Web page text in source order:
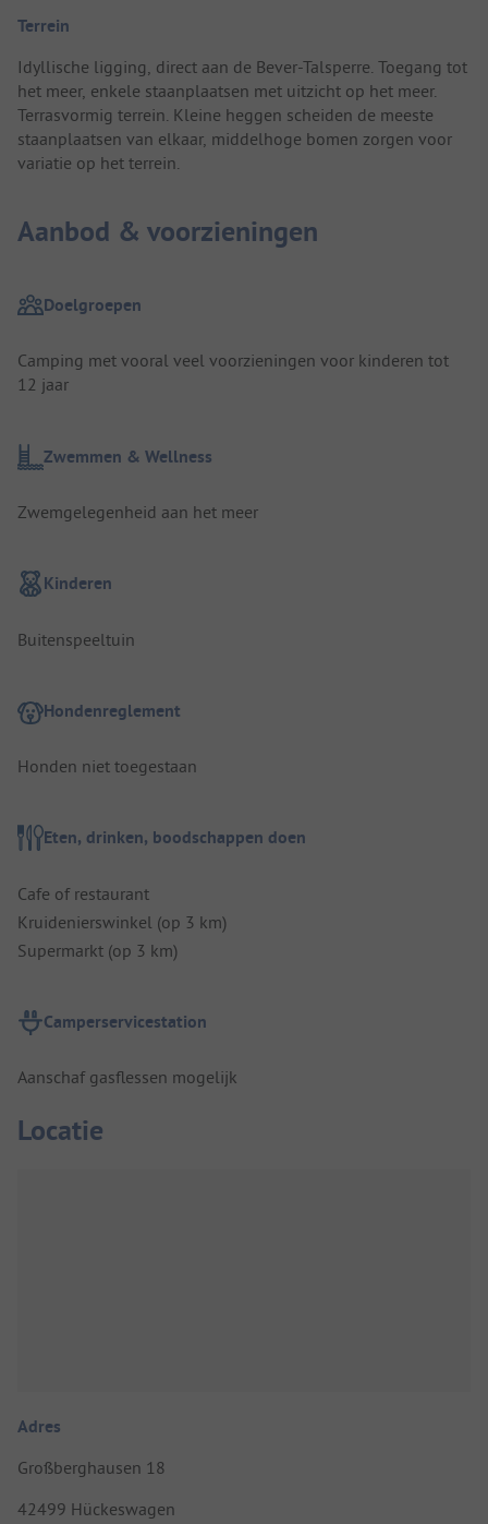
Terrein
Idyllische ligging, direct aan de Bever-Talsperre. Toegang tot
het meer, enkele staanplaatsen met uitzicht op het meer.
Terrasvormig terrein. Kleine heggen scheiden de meeste
staanplaatsen van elkaar, middelhoge bomen zorgen voor
variatie op het terrein.
Aanbod & voorzieningen
Doelgroepen
Camping met vooral veel voorzieningen voor kinderen tot
12 jaar
Zwemmen & Wellness
Zwemgelegenheid aan het meer
Kinderen
Buitenspeeltuin
Hondenreglement
Honden niet toegestaan
Eten, drinken, boodschappen doen
Cafe of restaurant
Kruidenierswinkel (op 3 km)
Supermarkt (op 3 km)
Camperservicestation
Aanschaf gasflessen mogelijk
Locatie
Adres
Großberghausen 18
42499 Hückeswagen